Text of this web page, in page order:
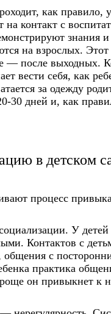
как правило,
контакт с
знания
на взрослых. Этот
— после выходных.
вести себя, как
за одежду
30 дней и, как
в детском
процесс
У детей
Контактов с
общения с
практика
он привыкнет к